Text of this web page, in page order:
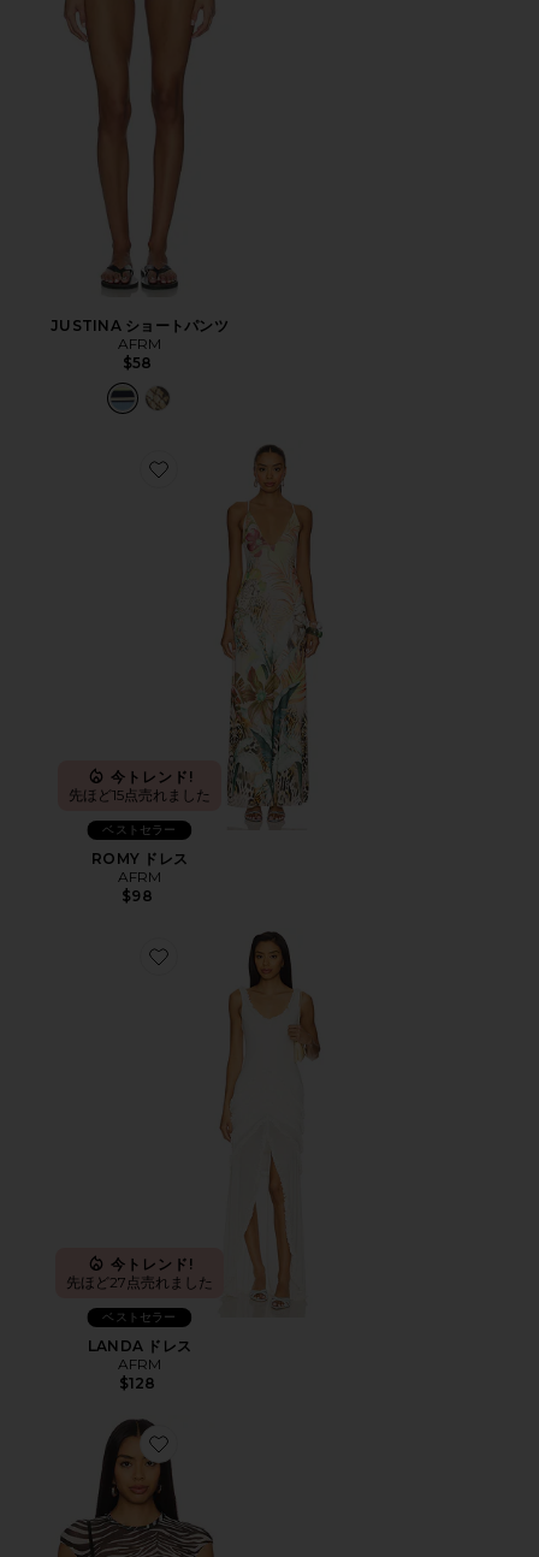
JUSTINA ショートパンツ
AFRM
$58
Favorite ROMY ドレス
今トレンド!
先ほど15点売れました
ベストセラー
ROMY ドレス
AFRM
$98
Favorite LANDA ドレス
今トレンド!
先ほど27点売れました
ベストセラー
LANDA ドレス
AFRM
$128
Favorite NINA トップ